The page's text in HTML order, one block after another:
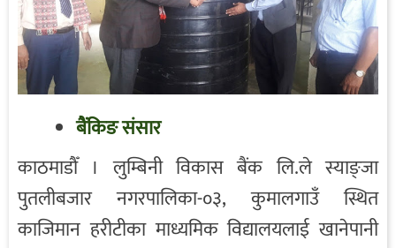
बैंकिङ संसार
काठमाडौँ । लुम्बिनी विकास बैंक लि.ले स्याङ्जा
पुतलीबजार नगरपालिका-०३, कुमालगाउँ स्थित
काजिमान हरीटीका माध्यमिक विद्यालयलाई खानेपानी